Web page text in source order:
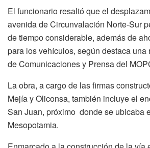
El funcionario resaltó que el
avenida de Circunvalación Norte-Sur
de tiempo considerable, además de
para los vehículos, según destaca una
de Comunicaciones y Prensa del
La obra, a cargo de las firmas
Mejía y Oliconsa, también incluye el
San Juan, próximo donde se ubicaba
Mesopotamia.